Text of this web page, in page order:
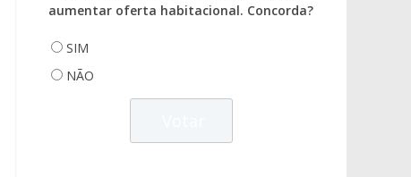
aumentar oferta habitacional. Concorda?
SIM
NÃO